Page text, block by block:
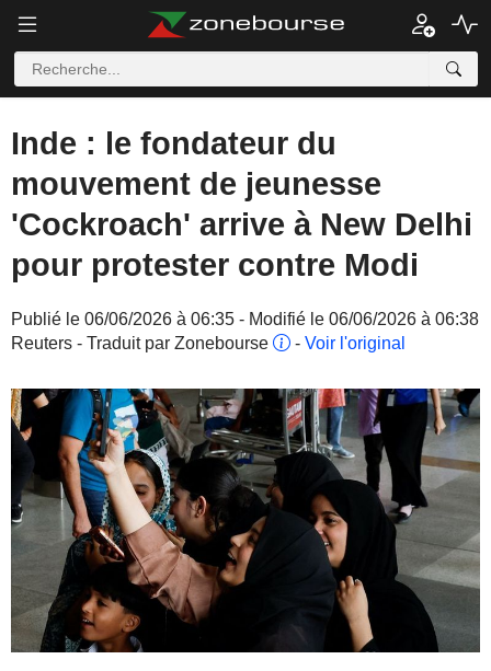
Inde : le fondateur du
mouvement de jeunesse
'Cockroach' arrive à New Delhi
pour protester contre Modi
Publié le 06/06/2026 à 06:35 - Modifié le 06/06/2026 à 06:38
Reuters - Traduit par Zonebourse
- Voir l'original